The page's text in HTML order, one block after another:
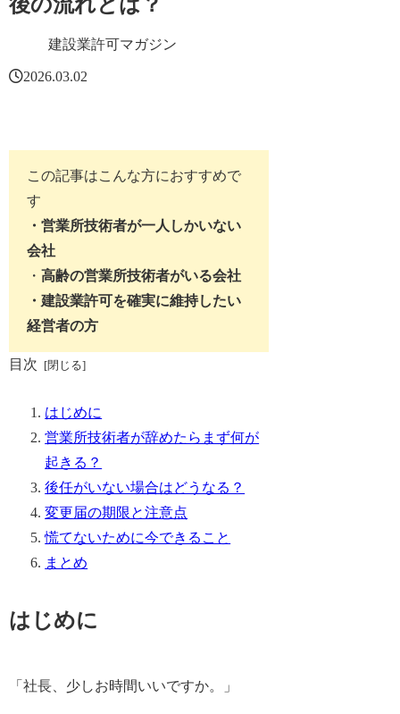
建設業許可マガジン
2026.03.02
この記事はこんな方におすすめで
す
・営業所技術者が一人しかいない
会社
・高齢の営業所技術者がいる会社
・建設業許可を確実に維持したい
経営者の方
目次
はじめに
営業所技術者が辞めたらまず何が
起きる？
後任がいない場合はどうなる？
変更届の期限と注意点
慌てないために今できること
まとめ
はじめに
「社長、少しお時間いいですか。」